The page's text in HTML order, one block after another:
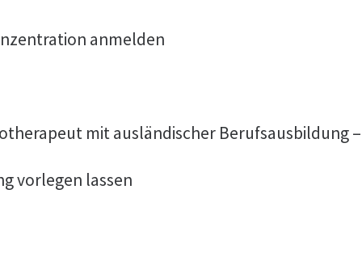
anmelden
mit ausländischer Berufsausbildung –
vorlegen lassen